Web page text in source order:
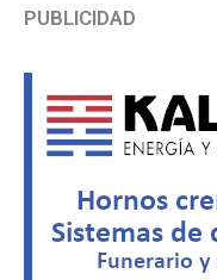
PUBLICIDAD